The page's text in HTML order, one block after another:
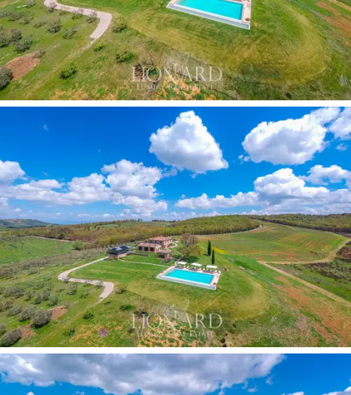
yhdistetään hienostuneisiin huonekaluihin, jotka
viittaavat erinomaiseen ylellisyyden makuun.
TämäMontepulcianon kukkuloilla myytävä upea
maalaistaloon eri puolilla kiinteistöä sijaitsevien
pysäköintialueiden kanssa ihanteellinen sekä
viehättäväksi omakotitaloksi, ylellisenä
majoituspaikkana tai jopa moderniksi
maatalousyritykseksi.